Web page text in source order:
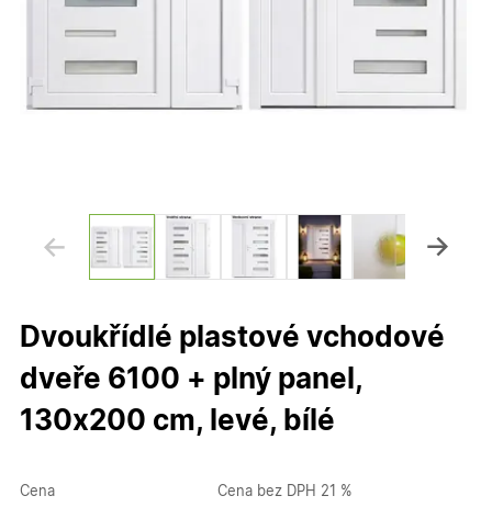
Dvoukřídlé plastové vchodové
dveře 6100 + plný panel,
130x200 cm, levé, bílé
Cena Cena bez DPH 21 %